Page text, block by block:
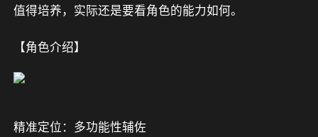
值得培养，实际还是要看角色的能力如何。
【角色介绍】
精准定位：多功能性辅佐